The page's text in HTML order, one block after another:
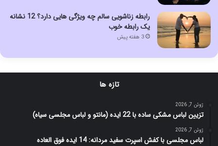
رابطه زناشویی سالم چه ویژگی هایی دارد؟ 12 نشانه
یک رابطه خوب
3 هفته پیش
تازه ها
ژوئن 7, 2026
تزیین لباس مشکی ساده با 22 ایده (مانتو و لباس مجلسی سیاه)
ژوئن 7, 2026
لباس مجلسی با کفش اسپرت سفید مردانه: 14 ایده فوق العاده